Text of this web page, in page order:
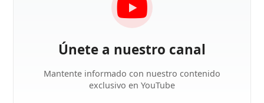
Únete a nuestro canal
Mantente informado con nuestro contenido
exclusivo en YouTube